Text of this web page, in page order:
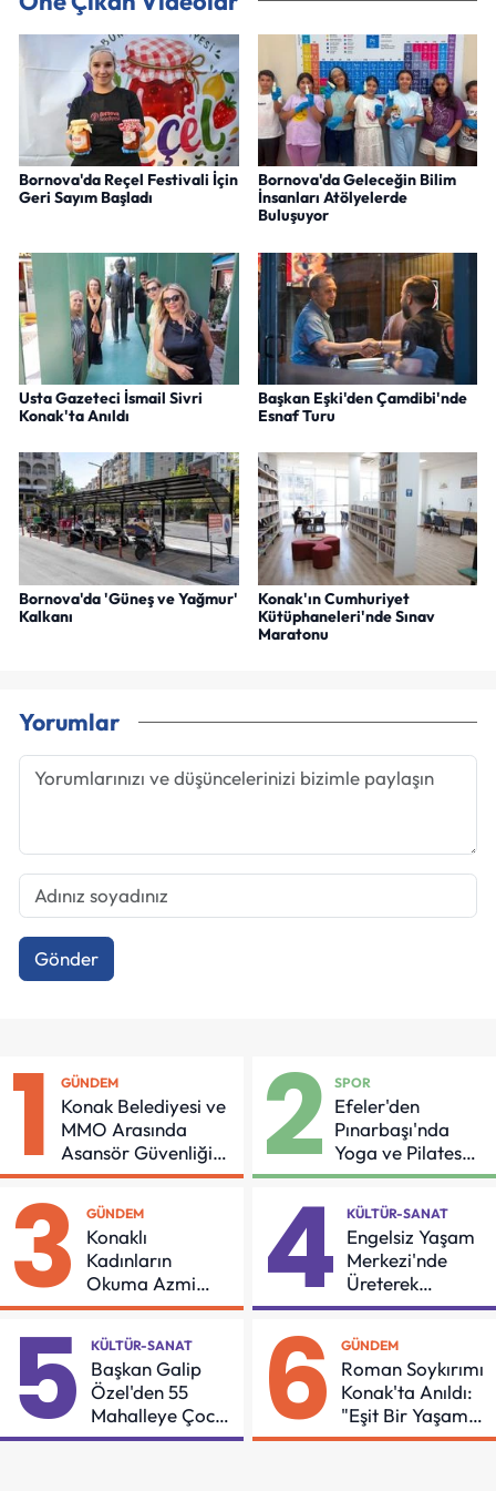
Bornova'da Reçel Festivali İçin
Geri Sayım Başladı
Bornova'da Geleceğin Bilim
İnsanları Atölyelerde
Buluşuyor
Usta Gazeteci İsmail Sivri
Konak'ta Anıldı
Başkan Eşki'den Çamdibi'nde
Esnaf Turu
Bornova'da 'Güneş ve Yağmur'
Kalkanı
Konak'ın Cumhuriyet
Kütüphaneleri'nde Sınav
Maratonu
Yorumlar
Gönder
1 GÜNDEM
Konak Belediyesi ve
MMO Arasında
Asansör Güvenliği
İçin Önemli Protokol
2 SPOR
Efeler'den
Pınarbaşı'nda
Yoga ve Pilates
Buluşması
3 GÜNDEM
Konaklı
Kadınların
Okuma Azmi
Örnek Oldu
4 KÜLTÜR-SANAT
Engelsiz Yaşam
Merkezi'nde
Üreterek
Güçleniyorlar
5 KÜLTÜR-SANAT
Başkan Galip
Özel'den 55
Mahalleye Çocuk
Şenliği
6 GÜNDEM
Roman Soykırımı
Konak'ta Anıldı:
"Eşit Bir Yaşam
İçin Mücadeleyi